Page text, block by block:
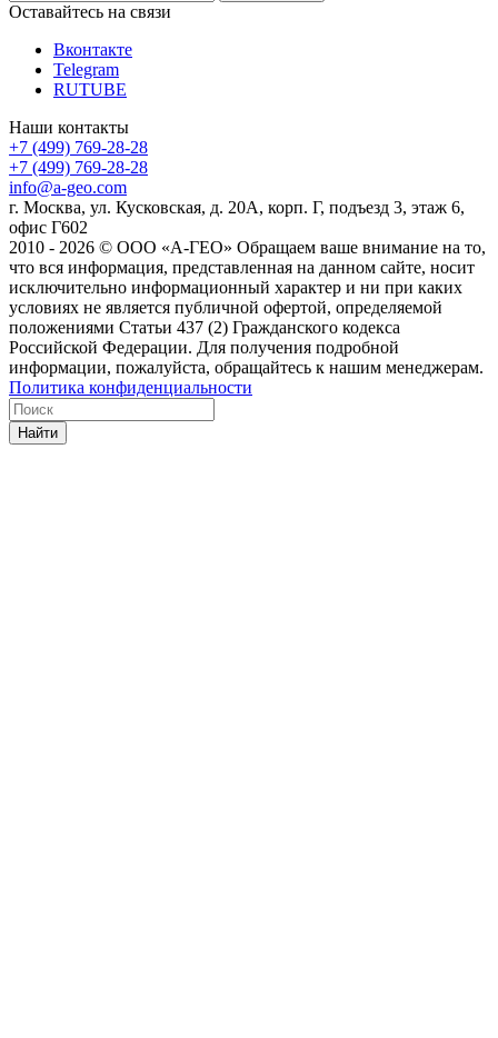
Оставайтесь на связи
Вконтакте
Telegram
RUTUBE
Наши контакты
+7 (499) 769-28-28
+7 (499) 769-28-28
info@a-geo.com
г. Москва, ул. Кусковская, д. 20А, корп. Г, подъезд 3, этаж 6,
офис Г602
2010 - 2026 © ООО «А-ГЕО» Обращаем ваше внимание на то,
что вся информация, представленная на данном сайте, носит
исключительно информационный характер и ни при каких
условиях не является публичной офертой, определяемой
положениями Статьи 437 (2) Гражданского кодекса
Российской Федерации. Для получения подробной
информации, пожалуйста, обращайтесь к нашим менеджерам.
Политика конфиденциальности
Найти